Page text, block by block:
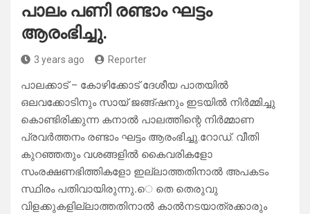
പാലം പണി രണ്ടാം ഘട്ടം
ആരംഭിച്ചു.
3 years ago Reporter
പാലക്കാട് – കോഴിക്കോട് ദേശീയ പാതയിൽ
ഒലവക്കോടിനും സായ് ജങ്ങ്ഷനും ഇടയിൽ നിർമ്മിച്ചു
കൊണ്ടിരിക്കുന്ന കനാൽ പാലത്തിന്റെ നിർമ്മാണ
പ്രവർത്തനം രണ്ടാം ഘട്ടം ആരംഭിച്ചു.റോഡ്. വീതി
കുറഞ്ഞതും വശങ്ങളിൽ കൈവരികളോ
സംരക്ഷണഭിത്തികളോ ഇല്ലാത്തതിനാൽ അപകടം
സ്ഥിരം പതിവായിരുന്നു.െ തെ തെരുവു
വിളക്കുകളില്ലാത്തതിനാൽ കാൽനടയാത്രക്കാരും